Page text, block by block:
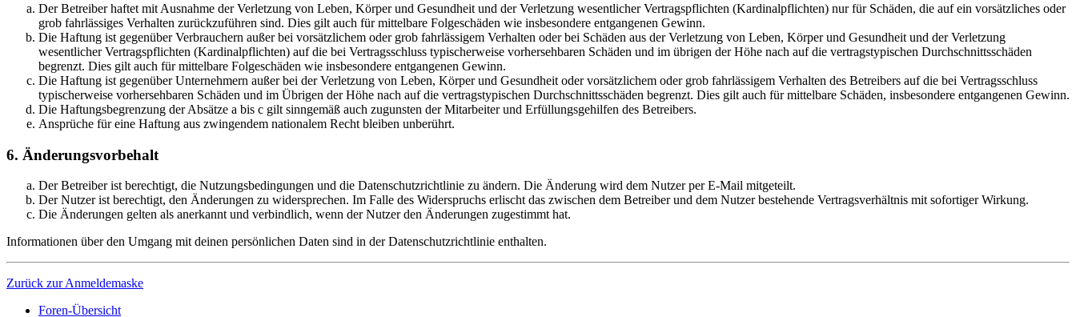
Der Betreiber haftet mit Ausnahme der Verletzung von Leben, Körper und Gesundheit und der Verletzung wesentlicher Vertragspflichten (Kardinalpflichten) nur für Schäden, die auf ein vorsätzliches oder
grob fahrlässiges Verhalten zurückzuführen sind. Dies gilt auch für mittelbare Folgeschäden wie insbesondere entgangenen Gewinn.
Die Haftung ist gegenüber Verbrauchern außer bei vorsätzlichem oder grob fahrlässigem Verhalten oder bei Schäden aus der Verletzung von Leben, Körper und Gesundheit und der Verletzung
wesentlicher Vertragspflichten (Kardinalpflichten) auf die bei Vertragsschluss typischerweise vorhersehbaren Schäden und im übrigen der Höhe nach auf die vertragstypischen Durchschnittsschäden
begrenzt. Dies gilt auch für mittelbare Folgeschäden wie insbesondere entgangenen Gewinn.
Die Haftung ist gegenüber Unternehmern außer bei der Verletzung von Leben, Körper und Gesundheit oder vorsätzlichem oder grob fahrlässigem Verhalten des Betreibers auf die bei Vertragsschluss
typischerweise vorhersehbaren Schäden und im Übrigen der Höhe nach auf die vertragstypischen Durchschnittsschäden begrenzt. Dies gilt auch für mittelbare Schäden, insbesondere entgangenen Gewinn.
Die Haftungsbegrenzung der Absätze a bis c gilt sinngemäß auch zugunsten der Mitarbeiter und Erfüllungsgehilfen des Betreibers.
Ansprüche für eine Haftung aus zwingendem nationalem Recht bleiben unberührt.
6. Änderungsvorbehalt
Der Betreiber ist berechtigt, die Nutzungsbedingungen und die Datenschutzrichtlinie zu ändern. Die Änderung wird dem Nutzer per E-Mail mitgeteilt.
Der Nutzer ist berechtigt, den Änderungen zu widersprechen. Im Falle des Widerspruchs erlischt das zwischen dem Betreiber und dem Nutzer bestehende Vertragsverhältnis mit sofortiger Wirkung.
Die Änderungen gelten als anerkannt und verbindlich, wenn der Nutzer den Änderungen zugestimmt hat.
Informationen über den Umgang mit deinen persönlichen Daten sind in der Datenschutzrichtlinie enthalten.
Zurück zur Anmeldemaske
Foren-Übersicht